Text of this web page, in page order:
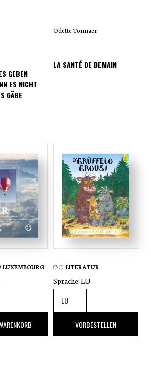
Daten, Zitate und Poesie,
und/oder (je nach
zu einem literarischen Gebilde
Erzählungen
GEBEN
ES NICHT
GÄBE
Odette Tonnaer
LA SANTÉ DE DEMAIN
LITERATUR
Sprache:LU
,00 €VORBESTELLEN